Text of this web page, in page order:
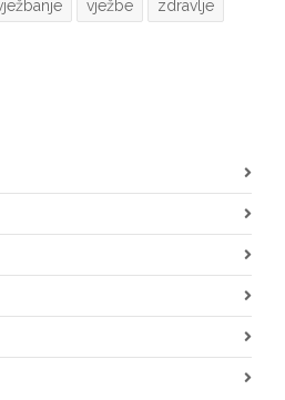
vježbe zdravlje